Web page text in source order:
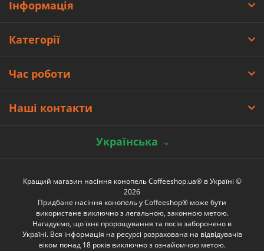
Інформація
Категорії
Час роботи
Наші контакти
Українська
Кращий магазин насіння конопель Coffeeshop.ua® в Україні ©
2026
Придбане насіння конопель у Coffeeshop® може бути
використане виключно з легальною, законною метою.
Нагадуємо, що їхнє пророщування та посів заборонено в
Україні. Вся інформація на ресурсі розрахована на відвідувачів
віком понад 18 років виключно з ознайомчою метою.